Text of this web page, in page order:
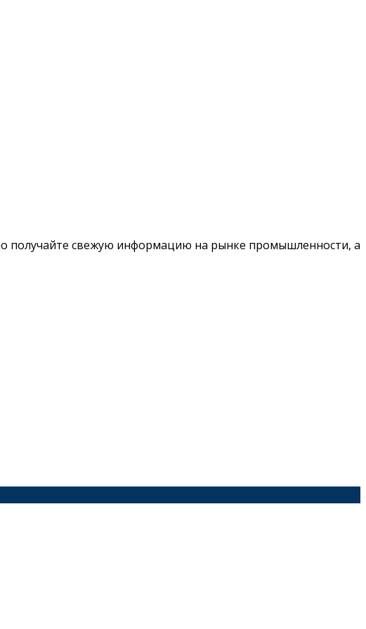
получайте свежую информацию на рынке промышленности, а